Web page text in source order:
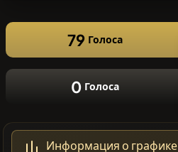
79 Голоса
0 Голоса
Информация о графике